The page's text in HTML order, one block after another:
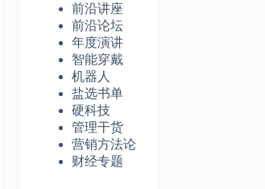
前沿讲座
前沿论坛
年度演讲
智能穿戴
机器人
盐选书单
硬科技
管理干货
营销方法论
财经专题